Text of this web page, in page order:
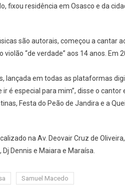
Se
Festa
Do
De
fixou residência em Osasco e da
são autorais, começou a cantar
“de verdade” aos 14 anos. Em
lançada em todas as plataformas
é especial para mim”, disse o cantor
Festa do Peão de Jandira e a
na Av. Deovair Cruz de
Dennis e Maiara e Maraísa.
Samuel Macedo